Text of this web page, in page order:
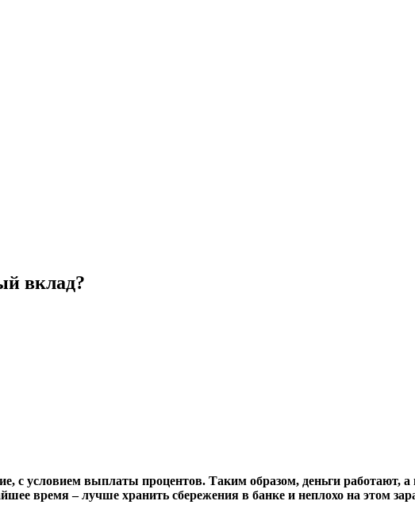
вклад?
с условием выплаты процентов. Таким образом, деньги работают, а
время – лучше хранить сбережения в банке и неплохо на этом